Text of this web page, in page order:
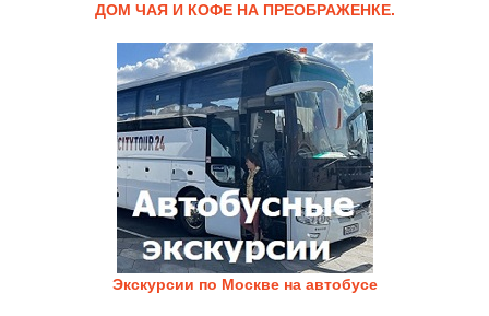
ДОМ ЧАЯ И КОФЕ НА ПРЕОБРАЖЕНКЕ.
Экскурсии по Москве на автобусе